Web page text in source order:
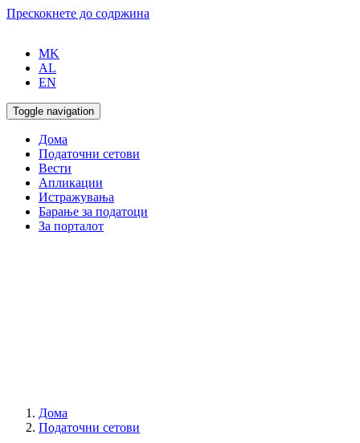
Прескокнете до содржина
MK
AL
EN
Toggle navigation
Дома
Податочни сетови
Вести
Апликации
Истражувања
Барање за податоци
За порталот
Дома
Податочни сетови